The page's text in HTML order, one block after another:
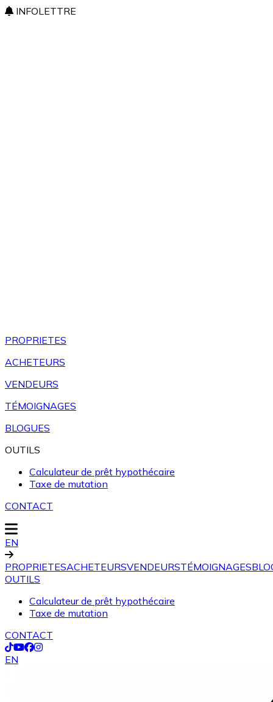
INFOLETTRE
PROPRIETES
ACHETEURS
VENDEURS
TÉMOIGNAGES
BLOGUES
OUTILS
Calculateur de prêt hypothécaire
Taxe de mutation
CONTACT
EN
PROPRIETESACHETEURSVENDEURSTÉMOIGNAGES
OUTILS
Calculateur de prêt hypothécaire
Taxe de mutation
CONTACT
EN